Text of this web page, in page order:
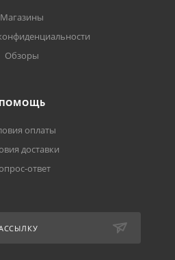
Магазины
Обзоры
ПОМОЩЬ
оплаты
доставки
ответ